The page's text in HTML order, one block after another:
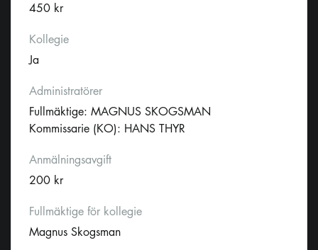
450 kr
Kollegie
Ja
Administratörer
Fullmäktige: MAGNUS SKOGSMAN
Kommissarie (KO): HANS THYR
Anmälningsavgift
200 kr
Fullmäktige för kollegie
Magnus Skogsman